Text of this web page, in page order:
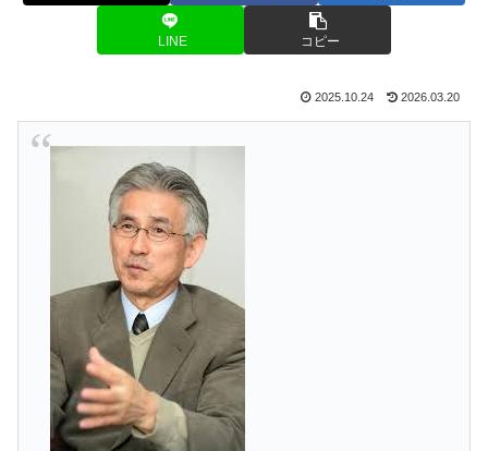
LINE コピー
2025.10.24 2026.03.20